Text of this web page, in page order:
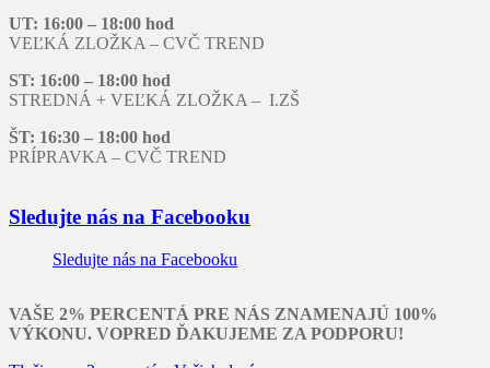
UT: 16:00 – 18:00 hod
VEĽKÁ ZLOŽKA – CVČ TREND
ST: 16:00 – 18:00 hod
STREDNÁ + VEĽKÁ ZLOŽKA – I.ZŠ
ŠT: 16:30 – 18:00 hod
PRÍPRAVKA – CVČ TREND
Sledujte nás na Facebooku
Sledujte nás na Facebooku
VAŠE 2% PERCENTÁ PRE NÁS ZNAMENAJÚ 100%
VÝKONU. VOPRED ĎAKUJEME ZA PODPORU!